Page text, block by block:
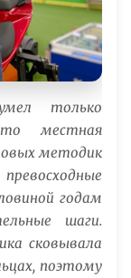
только
местная
методик
годам
шаги.
сковывала
поэтому